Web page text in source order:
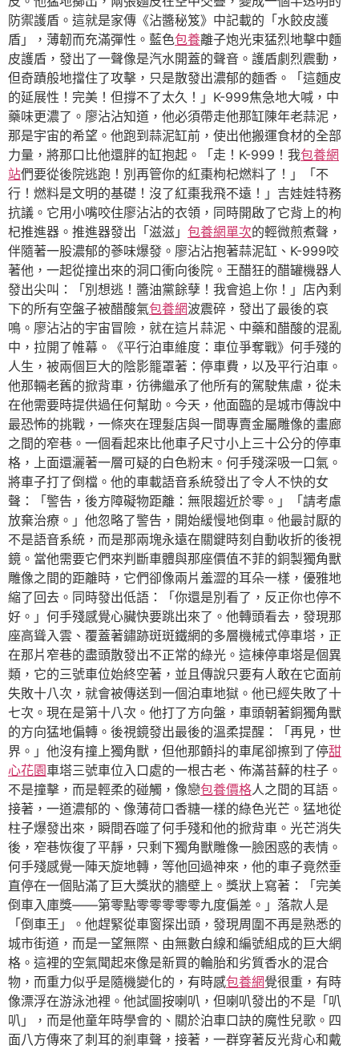
防禦護盾。這就是家傳《沾醬秘笈》中記載的「水餃皮護
盾」，薄韌而充滿彈性。藍色包養離子炮光束猛烈地擊中麵
皮護盾，發出了一聲像是汽水開蓋的聲音。護盾劇烈震動，
但奇蹟般地擋住了攻擊，只是散發出濃郁的麵香。「這麵皮
的延展性！完美！但撐不了太久！」K-999焦急地大喊，中
藥味更濃了。廖沾沾知道，他必須帶走他那缸陳年老蒜泥，
那是宇宙的希望。他跑到蒜泥缸前，使出他搬運食材的全部
力量，將那口比他還胖的缸抱起。「走！K-999！我包養網
站們要從後院逃跑！別再管你的紅棗枸杞燃料了！」「不
行！燃料是文明的基礎！沒了紅棗我飛不遠！」吉娃娃特務
抗議。它用小嘴咬住廖沾沾的衣領，同時開啟了它背上的枸
杞推進器。推進器發出「滋滋」 包養網單次的輕微煎煮聲，
伴隨著一股濃郁的蔘味爆發。廖沾沾抱著蒜泥缸、K-999咬
著他，一起從撞出來的洞口衝向後院。王醋狂的醋罐機器人
發出尖叫：「別想逃！醬油黨餘孽！我會追上你！」店內剩
下的所有空盤子被醋酸氣包養網波震碎，發出了最後的哀
鳴。廖沾沾的宇宙冒險，就在這片蒜泥、中藥和醋酸的混亂
中，拉開了帷幕。《平行泊車維度：車位爭奪戰》何手殘的
人生，被兩個巨大的陰影籠罩著：停車費，以及平行泊車。
他那輛老舊的掀背車，彷彿繼承了他所有的駕駛焦慮，從未
在他需要時提供過任何幫助。今天，他面臨的是城市傳說中
最恐怖的挑戰，一條夾在理髮店與一間專賣金屬雕像的畫廊
之間的窄巷。一個看起來比他車子尺寸小上三十公分的停車
格，上面還灑著一層可疑的白色粉末。何手殘深吸一口氣。
將車子打了倒檔。他的車載語音系統發出了令人不快的女
聲：「警告，後方障礙物距離：無限趨近於零。」「請考慮
放棄治療。」他忽略了警告，開始緩慢地倒車。他最討厭的
不是語音系統，而是那兩塊永遠在關鍵時刻自動收折的後視
鏡。當他需要它們來判斷車體與那座價值不菲的銅製獨角獸
雕像之間的距離時，它們卻像兩片羞澀的耳朵一樣，優雅地
縮了回去。同時發出低語：「你還是別看了，反正你也停不
好。」何手殘感覺心臟快要跳出來了。他轉頭看去，發現那
座高聳入雲、覆蓋著鏽跡斑斑鐵網的多層機械式停車塔，正
在那片窄巷的盡頭散發出不正常的綠光。這棟停車塔是個異
類，它的三號車位始終空著，並且傳說只要有人敢在它面前
失敗十八次，就會被傳送到一個泊車地獄。他已經失敗了十
七次。現在是第十八次。他打了方向盤，車頭朝著銅獨角獸
的方向猛地偏轉。後視鏡發出最後的溫柔提醒：「再見，世
界。」他沒有撞上獨角獸，但他那顫抖的車尾卻擦到了停甜
心花園車塔三號車位入口處的一根古老、佈滿苔蘚的柱子。
不是撞擊，而是輕柔的碰觸，像戀包養價格人之間的耳語。
接著，一道濃郁的、像薄荷口香糖一樣的綠色光芒。猛地從
柱子爆發出來，瞬間吞噬了何手殘和他的掀背車。光芒消失
後，窄巷恢復了平靜，只剩下獨角獸雕像一臉困惑的表情。
何手殘感覺一陣天旋地轉，等他回過神來，他的車子竟然垂
直停在一個貼滿了巨大獎狀的牆壁上。獎狀上寫著：「完美
倒車入庫獎——第零點零零零零零九度偏差。」落款人是
「倒車王」。他趕緊從車窗探出頭，發現周圍不再是熟悉的
城市街道，而是一望無際、由無數白線和編號組成的巨大網
格。這裡的空氣聞起來像是新買的輪胎和劣質香水的混合
物，而重力似乎是隨機變化的，有時感包養網覺很重，有時
像漂浮在游泳池裡。他試圖按喇叭，但喇叭發出的不是「叭
叭」，而是他童年時學會的、關於泊車口訣的魔性兒歌。四
面八方傳來了刺耳的剎車聲，接著，一群穿著反光背心和戴